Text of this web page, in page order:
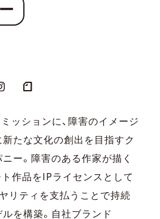
ミッションに、障害のイメージ
たな文化の創出を目指すク
ー。障害のある作家が描く
作品をIPライセンスとして
リティを支払うことで持続
を構築。自社ブランド